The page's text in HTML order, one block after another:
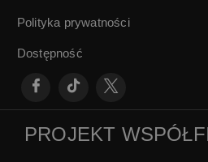
Polityka prywatności
Dostępność
PROJEKT